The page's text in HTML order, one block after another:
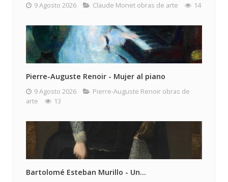
9 Agosto 2026 Claude Monet obras de arte 14
Pierre-Auguste Renoir - Mujer al piano
9 Agosto 2026
Pierre-Auguste Renoir obras de
arte
13
Bartolomé Esteban Murillo - Un...